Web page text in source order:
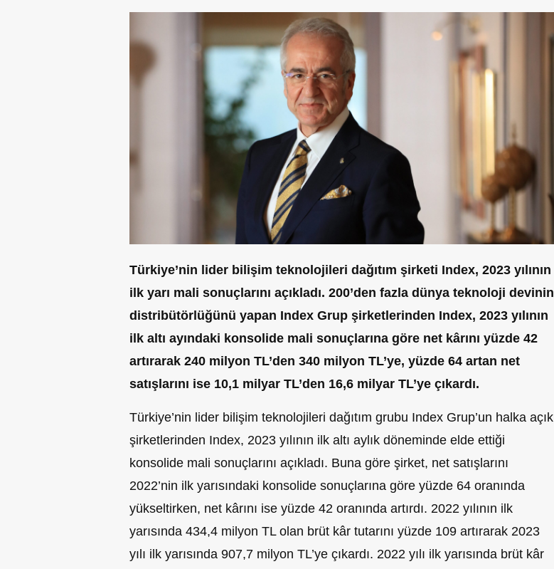
Türkiye’nin lider bilişim teknolojileri dağıtım şirketi Index, 2023 yılının
ilk yarı mali sonuçlarını açıkladı. 200’den fazla dünya teknoloji devinin
distribütörlüğünü yapan Index Grup şirketlerinden Index, 2023 yılının
ilk altı ayındaki konsolide mali sonuçlarına göre net kârını yüzde 42
artırarak 240 milyon TL’den 340 milyon TL’ye, yüzde 64 artan net
satışlarını ise 10,1 milyar TL’den 16,6 milyar TL’ye çıkardı.
Türkiye’nin lider bilişim teknolojileri dağıtım grubu Index Grup’un halka açık
şirketlerinden Index, 2023 yılının ilk altı aylık döneminde elde ettiği
konsolide mali sonuçlarını açıkladı. Buna göre şirket, net satışlarını
2022’nin ilk yarısındaki konsolide sonuçlarına göre yüzde 64 oranında
yükseltirken, net kârını ise yüzde 42 oranında artırdı. 2022 yılının ilk
yarısında 434,4 milyon TL olan brüt kâr tutarını yüzde 109 artırarak 2023
yılı ilk yarısında 907,7 milyon TL’ye çıkardı. 2022 yılı ilk yarısında brüt kâr